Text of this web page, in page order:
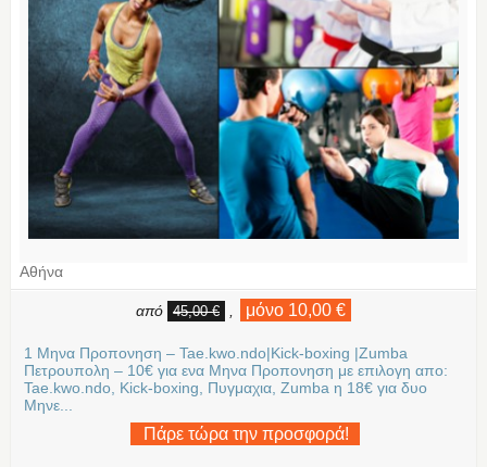
Αθήνα
από 45,00 € μόνο 10,00 €
1 Μηνα Προπονηση – Tae.kwo.ndo|Kick-boxing |Zumba
Πετρουπολη – 10€ για ενα Μηνα Προπονηση με επιλογη απο:
Tae.kwo.ndo, Kick-boxing, Πυγμαχια, Zumba η 18€ για δυο
Μηνε...
Πάρε τώρα την προσφορά!